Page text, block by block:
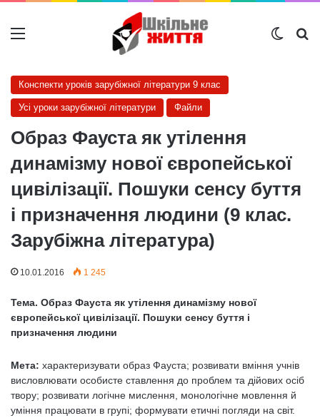
Меню
Конспекти уроків зарубіжної літератури 9 клас
Усі уроки зарубіжної літератури Файли
Образ Фауста як утілення
динамізму нової європейської
цивілізації. Пошуки сенсу буття
і призначення людини (9 клас.
Зарубіжна література)
10.01.2016 1 245
Тема. Образ Фауста як утілення динамізму нової
європейської цивілізації. Пошуки сенсу буття і
призначення людини
Мета: характеризувати образ Фауста; розвивати вміння учнів
висловлювати особисте ставлення до проблем та дійових осіб
твору; розвивати логічне мислення, монологічне мовлення й
уміння працювати в групі; формувати етичні погляди на світ.